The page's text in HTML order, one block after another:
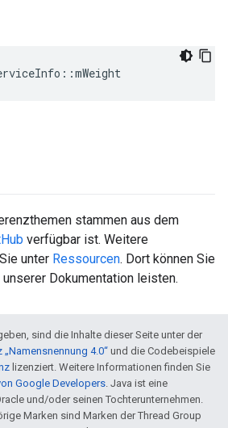
::mWeight
stammen aus dem
verfügbar ist. Weitere
unter Ressourcen. Dort können Sie
Dokumentation leisten.
sind die Inhalte dieser Seite unter der
4.0“ und die Codebeispiele
lizenziert. Weitere Informationen finden Sie
Google Developers. Java ist eine
und/oder seinen Tochterunternehmen.
Marken sind Marken der Thread Group